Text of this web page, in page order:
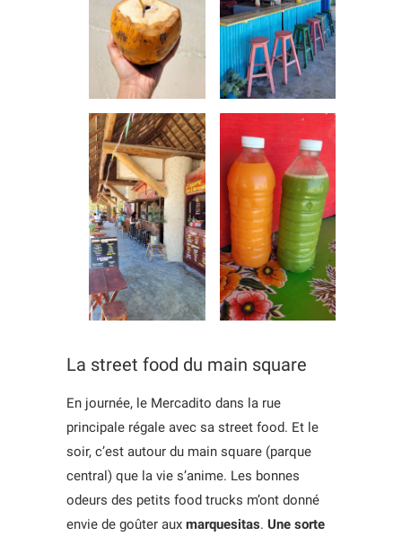
La street food du main square
En journée, le Mercadito dans la rue
principale régale avec sa street food. Et le
soir, c’est autour du main square (parque
central) que la vie s’anime. Les bonnes
odeurs des petits food trucks m’ont donné
envie de goûter aux marquesitas. Une sorte